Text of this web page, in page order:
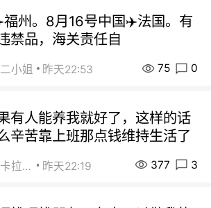
州。8月16号中国✈️法国。有
禁品，海关责任自
小姐 昨天22:53 75 0
有人能养我就好了，这样的话
辛苦靠上班那点钱维持生活了
巴黎小卡拉咪 昨天22:19 377 3